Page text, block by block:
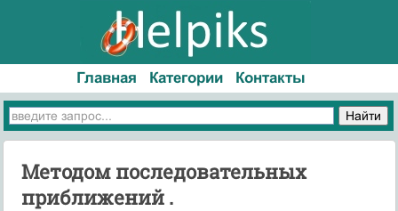
Главная Категории Контакты
Методом последовательных
приближений .